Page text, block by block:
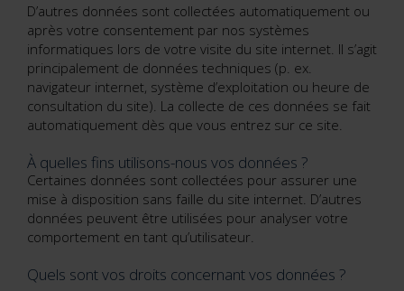
D’autres données sont collectées automatiquement ou
après votre consentement par nos systèmes
informatiques lors de votre visite du site internet. Il s’agit
principalement de données techniques (p. ex.
navigateur internet, système d’exploitation ou heure de
consultation du site). La collecte de ces données se fait
automatiquement dès que vous entrez sur ce site.
À quelles fins utilisons-nous vos données ?
Certaines données sont collectées pour assurer une
mise à disposition sans faille du site internet. D’autres
données peuvent être utilisées pour analyser votre
comportement en tant qu’utilisateur.
Quels sont vos droits concernant vos données ?